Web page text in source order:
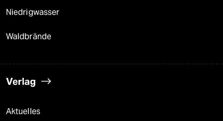
Niedrigwasser
Waldbrände
Verlag
Aktuelles